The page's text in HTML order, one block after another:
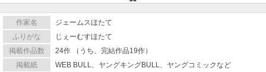
作家名
ジェームスほたて
ふりがな
じぇーむすほたて
掲載作品数
24作 （うち、完結作品19作）
掲載紙
WEB BULL、ヤングキングBULL、ヤングコミックなど